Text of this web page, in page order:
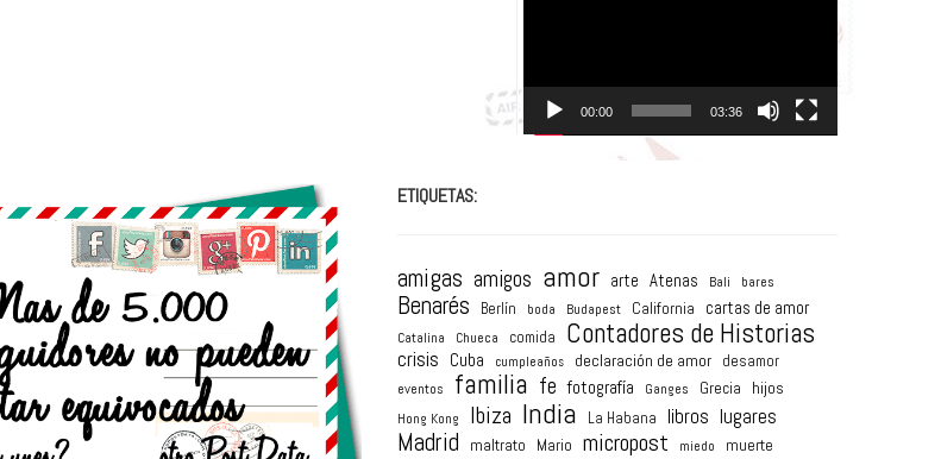
00:00 03:36
ETIQUETAS:
amigas amigos amor arte Atenas Bali bares
Benarés Berlín boda Budapest California cartas de amor
Catalina Chueca comida Contadores de Historias
crisis Cuba cumpleaños declaración de amor desamor
eventos familia fe fotografía Ganges Grecia hijos
Hong Kong Ibiza India La Habana libros lugares
Madrid maltrato Mario micropost miedo muerte